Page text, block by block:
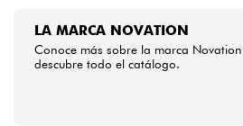
Ver nuestras
LA MARCA NOVATION
Conoce más sobre la marca
descubre todo el catálogo.